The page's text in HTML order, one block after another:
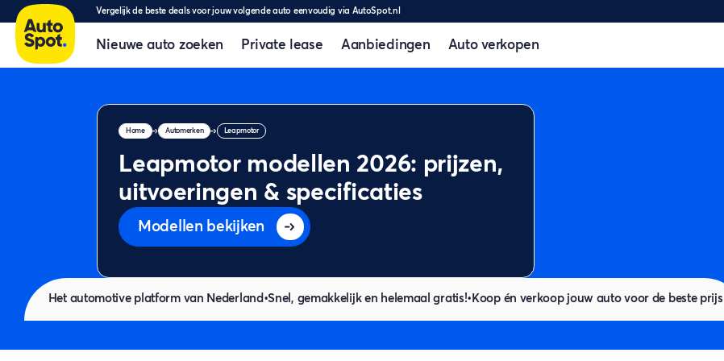
Vergelijk de beste deals voor jouw volgende auto eenvoudig via AutoSpot.nl
Nieuwe auto zoeken Private lease Aanbiedingen Auto verkopen
Home Automerken Leapmotor
Leapmotor modellen 2026: prijzen,
uitvoeringen & specificaties
Modellen bekijken
Het automotive platform van Nederland •Snel, gemakkelijk en helemaal gratis!• Koop én verkoop jouw auto voor de beste prijs